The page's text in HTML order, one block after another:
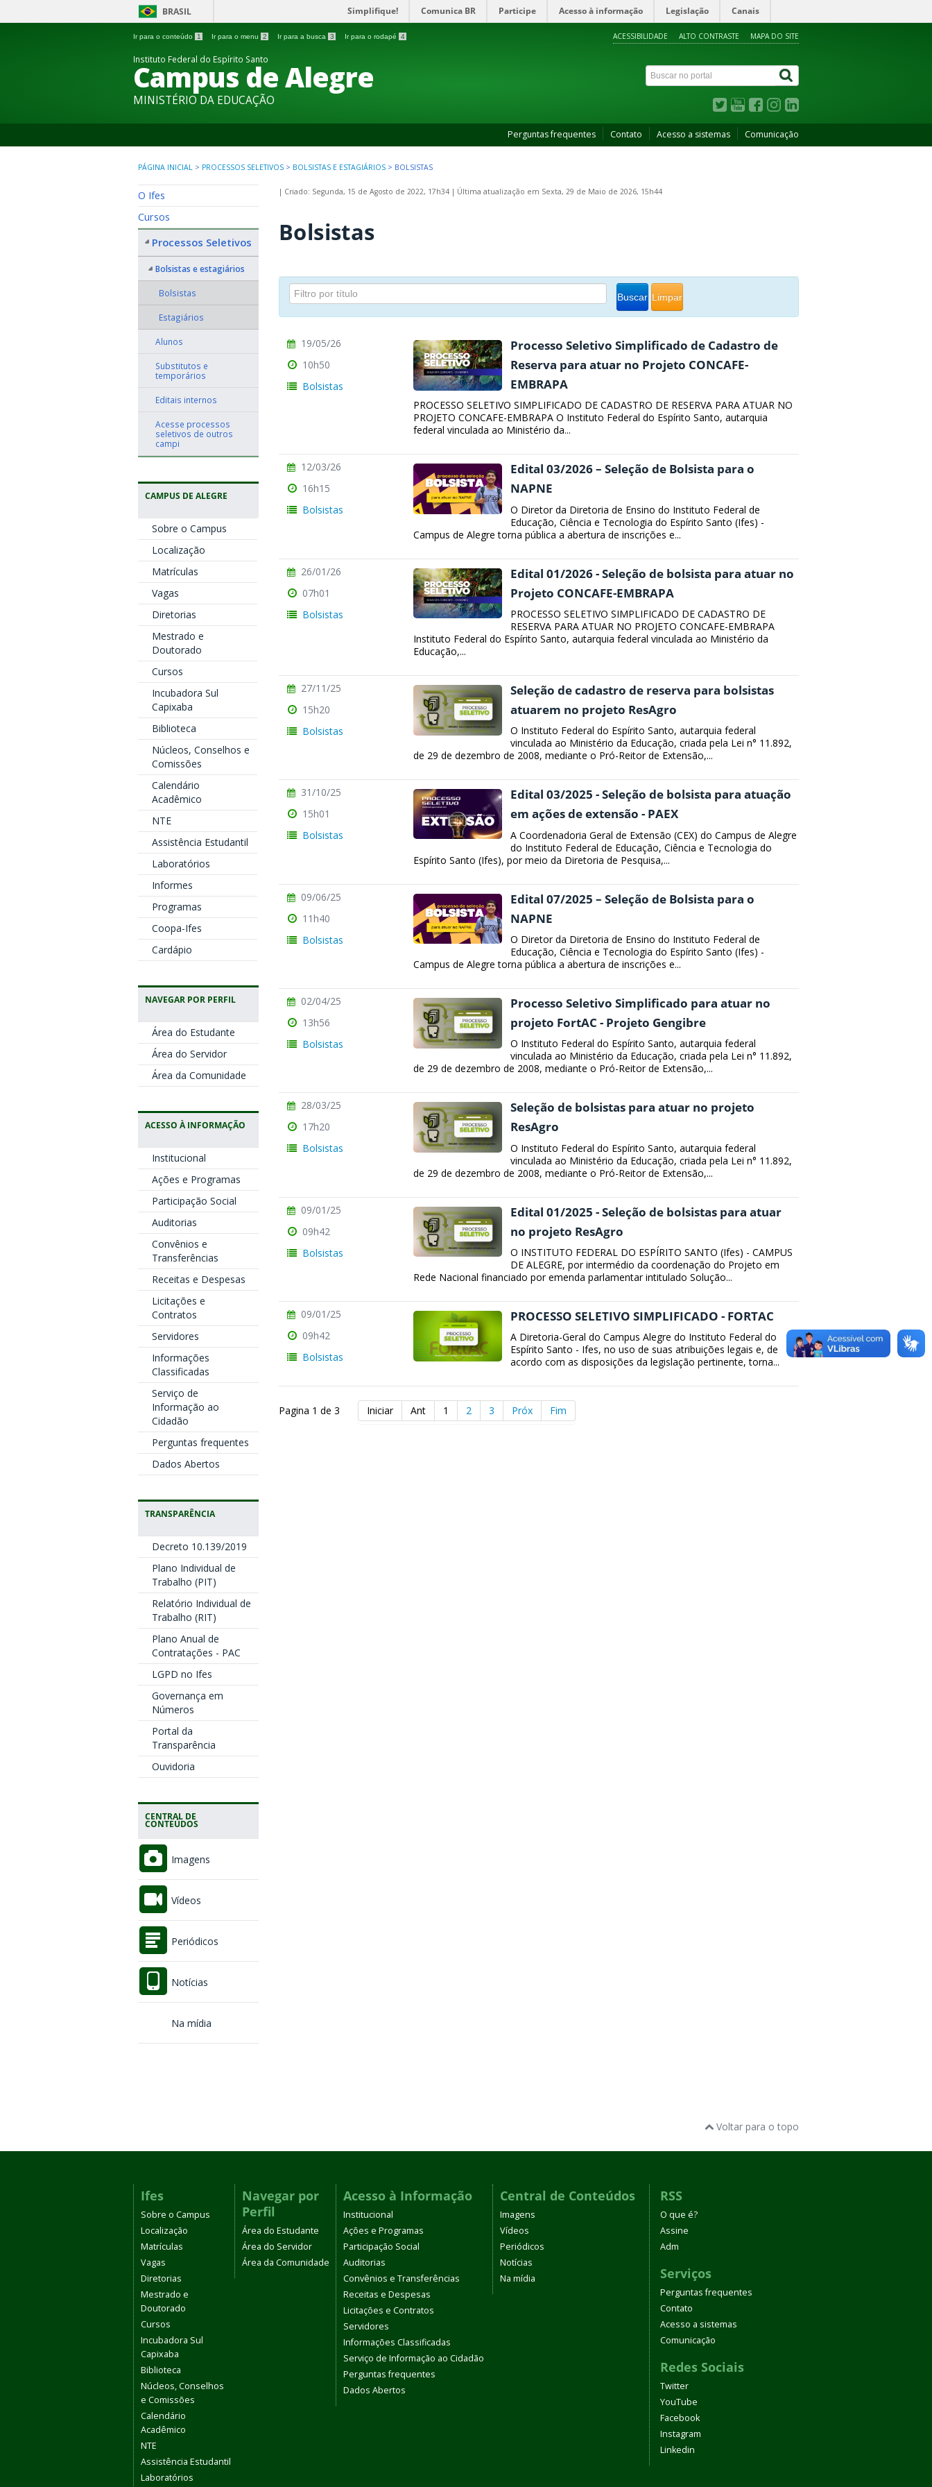
BRASIL Simplifique! Comunica BR Participe Acesso à informação Legislação Canais
Ir para o conteúdo 1 Ir para o menu 2 Ir para a busca 3 Ir para o rodapé 4 ACESSIBILIDADE ALTO CONTRASTE MAPA DO SITE
Instituto Federal do Espírito Santo
Campus de Alegre
MINISTÉRIO DA EDUCAÇÃO
Perguntas frequentes Contato Acesso a sistemas Comunicação
PÁGINA INICIAL > PROCESSOS SELETIVOS > BOLSISTAS E ESTAGIÁRIOS > BOLSISTAS
O Ifes
Cursos
Processos Seletivos
Bolsistas e estagiários
Bolsistas
Estagiários
Alunos
Substitutos e
temporários
Editais internos
Acesse processos
seletivos de outros
campi
CAMPUS DE ALEGRE
Sobre o Campus
Localização
Matrículas
Vagas
Diretorias
Mestrado e
Doutorado
Cursos
Incubadora Sul
Capixaba
Biblioteca
Núcleos, Conselhos e
Comissões
Calendário
Acadêmico
NTE
Assistência Estudantil
Laboratórios
Informes
Programas
Coopa-Ifes
Cardápio
NAVEGAR POR PERFIL
Área do Estudante
Área do Servidor
Área da Comunidade
ACESSO À INFORMAÇÃO
Institucional
Ações e Programas
Participação Social
Auditorias
Convênios e
Transferências
Receitas e Despesas
Licitações e
Contratos
Servidores
Informações
Classificadas
Serviço de
Informação ao
Cidadão
Perguntas frequentes
Dados Abertos
TRANSPARÊNCIA
Decreto 10.139/2019
Plano Individual de
Trabalho (PIT)
Relatório Individual de
Trabalho (RIT)
Plano Anual de
Contratações - PAC
LGPD no Ifes
Governança em
Números
Portal da
Transparência
Ouvidoria
CENTRAL DE
CONTEÚDOS
Imagens
Vídeos
Periódicos
Notícias
Na mídia
| Criado: Segunda, 15 de Agosto de 2022, 17h34 | Última atualização em Sexta, 29 de Maio de 2026, 15h44
Bolsistas
Buscar Limpar
Processo Seletivo Simplificado de Cadastro de
Reserva para atuar no Projeto CONCAFE-
EMBRAPA
PROCESSO SELETIVO SIMPLIFICADO DE CADASTRO DE RESERVA PARA ATUAR NO
PROJETO CONCAFE-EMBRAPA O Instituto Federal do Espírito Santo, autarquia
federal vinculada ao Ministério da...
19/05/26
10h50
Bolsistas
Edital 03/2026 – Seleção de Bolsista para o
NAPNE
O Diretor da Diretoria de Ensino do Instituto Federal de
Educação, Ciência e Tecnologia do Espírito Santo (Ifes) -
Campus de Alegre torna pública a abertura de inscrições e...
12/03/26
16h15
Bolsistas
Edital 01/2026 - Seleção de bolsista para atuar no
Projeto CONCAFE-EMBRAPA
PROCESSO SELETIVO SIMPLIFICADO DE CADASTRO DE
RESERVA PARA ATUAR NO PROJETO CONCAFE-EMBRAPA
Instituto Federal do Espírito Santo, autarquia federal vinculada ao Ministério da
Educação,...
26/01/26
07h01
Bolsistas
Seleção de cadastro de reserva para bolsistas
atuarem no projeto ResAgro
O Instituto Federal do Espírito Santo, autarquia federal
vinculada ao Ministério da Educação, criada pela Lei n° 11.892,
de 29 de dezembro de 2008, mediante o Pró-Reitor de Extensão,...
27/11/25
15h20
Bolsistas
Edital 03/2025 - Seleção de bolsista para atuação
em ações de extensão - PAEX
A Coordenadoria Geral de Extensão (CEX) do Campus de Alegre
do Instituto Federal de Educação, Ciência e Tecnologia do
Espírito Santo (Ifes), por meio da Diretoria de Pesquisa,...
31/10/25
15h01
Bolsistas
Edital 07/2025 – Seleção de Bolsista para o
NAPNE
O Diretor da Diretoria de Ensino do Instituto Federal de
Educação, Ciência e Tecnologia do Espírito Santo (Ifes) -
Campus de Alegre torna pública a abertura de inscrições e...
09/06/25
11h40
Bolsistas
Processo Seletivo Simplificado para atuar no
projeto FortAC - Projeto Gengibre
O Instituto Federal do Espírito Santo, autarquia federal
vinculada ao Ministério da Educação, criada pela Lei n° 11.892,
de 29 de dezembro de 2008, mediante o Pró-Reitor de Extensão,...
02/04/25
13h56
Bolsistas
Seleção de bolsistas para atuar no projeto
ResAgro
O Instituto Federal do Espírito Santo, autarquia federal
vinculada ao Ministério da Educação, criada pela Lei n° 11.892,
de 29 de dezembro de 2008, mediante o Pró-Reitor de Extensão,...
28/03/25
17h20
Bolsistas
Edital 01/2025 - Seleção de bolsistas para atuar
no projeto ResAgro
O INSTITUTO FEDERAL DO ESPÍRITO SANTO (Ifes) - CAMPUS
DE ALEGRE, por intermédio da coordenação do Projeto em
Rede Nacional financiado por emenda parlamentar intitulado Solução...
09/01/25
09h42
Bolsistas
PROCESSO SELETIVO SIMPLIFICADO - FORTAC
A Diretoria-Geral do Campus Alegre do Instituto Federal do
Espírito Santo - Ifes, no uso de suas atribuições legais e, de
acordo com as disposições da legislação pertinente, torna...
09/01/25
09h42
Bolsistas
Pagina 1 de 3 Iniciar Ant 1 2 3 Próx Fim
Voltar para o topo
Ifes
Sobre o Campus
Localização
Matrículas
Vagas
Diretorias
Mestrado e
Doutorado
Cursos
Incubadora Sul
Capixaba
Biblioteca
Núcleos, Conselhos
e Comissões
Calendário
Acadêmico
NTE
Assistência Estudantil
Laboratórios
Navegar por
Perfil
Área do Estudante
Área do Servidor
Área da Comunidade
Acesso à Informação
Institucional
Ações e Programas
Participação Social
Auditorias
Convênios e Transferências
Receitas e Despesas
Licitações e Contratos
Servidores
Informações Classificadas
Serviço de Informação ao Cidadão
Perguntas frequentes
Dados Abertos
Central de Conteúdos
Imagens
Vídeos
Periódicos
Notícias
Na mídia
RSS
O que é?
Assine
Adm
Serviços
Perguntas frequentes
Contato
Acesso a sistemas
Comunicação
Redes Sociais
Twitter
YouTube
Facebook
Instagram
Linkedin